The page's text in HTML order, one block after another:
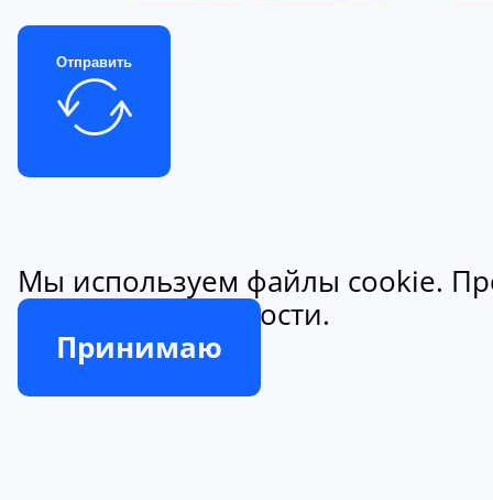
Отправить
Мы используем файлы cookie.
конфиденциальности.
Принимаю